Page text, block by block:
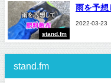
stand.fm
雨を予想
2022-03-23
stand.fm